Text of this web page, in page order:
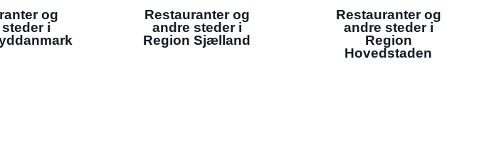
og
i
Restauranter og
andre steder i
Region Sjælland
Restauranter og
andre steder i
Region
Hovedstaden